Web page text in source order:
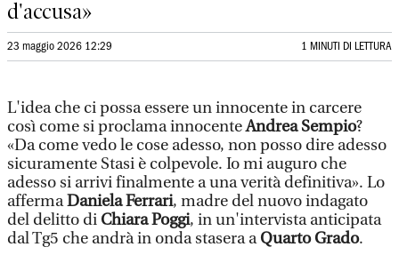
d'accusa»
23 maggio 2026 12:29 1 MINUTI DI LETTURA
L'idea che ci possa essere un innocente in carcere
così come si proclama innocenteAndrea Sempio?
«Da come vedo le cose adesso, non posso dire adesso
sicuramente Stasi è colpevole. Io mi auguro che
adesso si arrivi finalmente a una verità definitiva». Lo
affermaDaniela Ferrari, madre del nuovo indagato
del delitto di Chiara Poggi, in un'intervista anticipata
dal Tg5 che andrà in onda stasera aQuarto Grado.